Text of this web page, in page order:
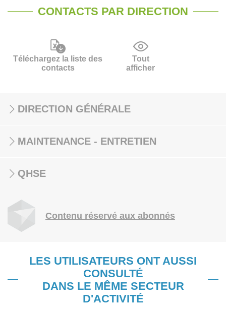
CONTACTS PAR DIRECTION
Téléchargez la liste des
contacts
Tout
afficher
DIRECTION GÉNÉRALE
MAINTENANCE - ENTRETIEN
QHSE
Contenu réservé aux abonnés
LES UTILISATEURS ONT AUSSI
CONSULTÉ
DANS LE MÊME SECTEUR
D'ACTIVITÉ